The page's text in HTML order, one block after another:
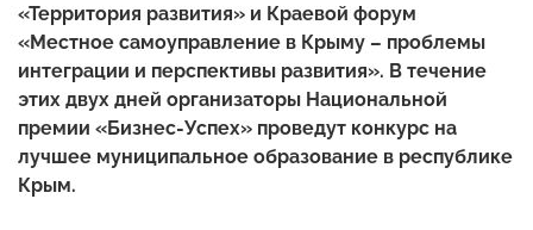
«Территория развития» и Краевой форум
«Местное самоуправление в Крыму – проблемы
интеграции и перспективы развития». В течение
этих двух дней организаторы Национальной
премии «Бизнес-Успех» проведут конкурс на
лучшее муниципальное образование в республике
Крым.